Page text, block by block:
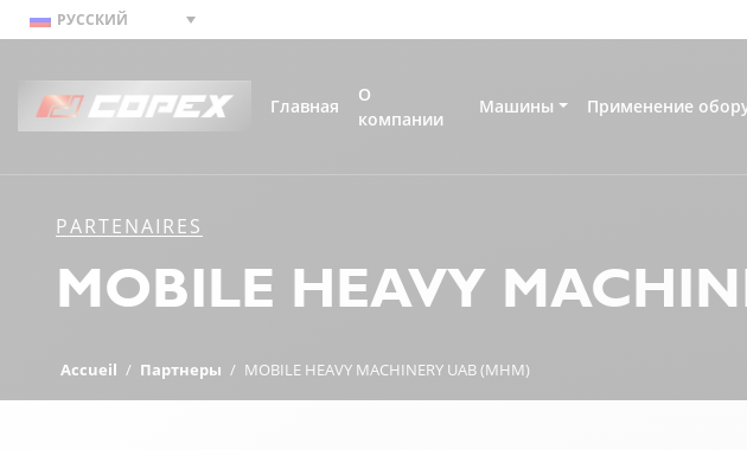
РУССКИЙ
Главная
О
компании
Машины Применение
PARTENAIRES
MOBILE HEAVY
Accueil / Партнеры / MOBILE HEAVY MACHINERY UAB (MHM)